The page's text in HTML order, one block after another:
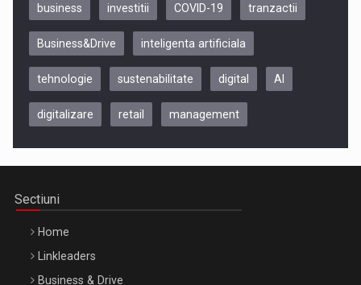
Be Inspired. Make it Happen!, CLUJ, 9 Decembrie
business investitii COVID-19 tranzactii
Business&Drive inteligenta artificiala
tehnologie sustenabilitate digital AI
digitalizare retail management
Sectiuni
Home
Linkleaders
Business & Drive